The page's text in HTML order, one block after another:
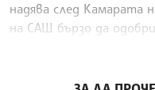
надява след Камарата
на САЩ бързо да